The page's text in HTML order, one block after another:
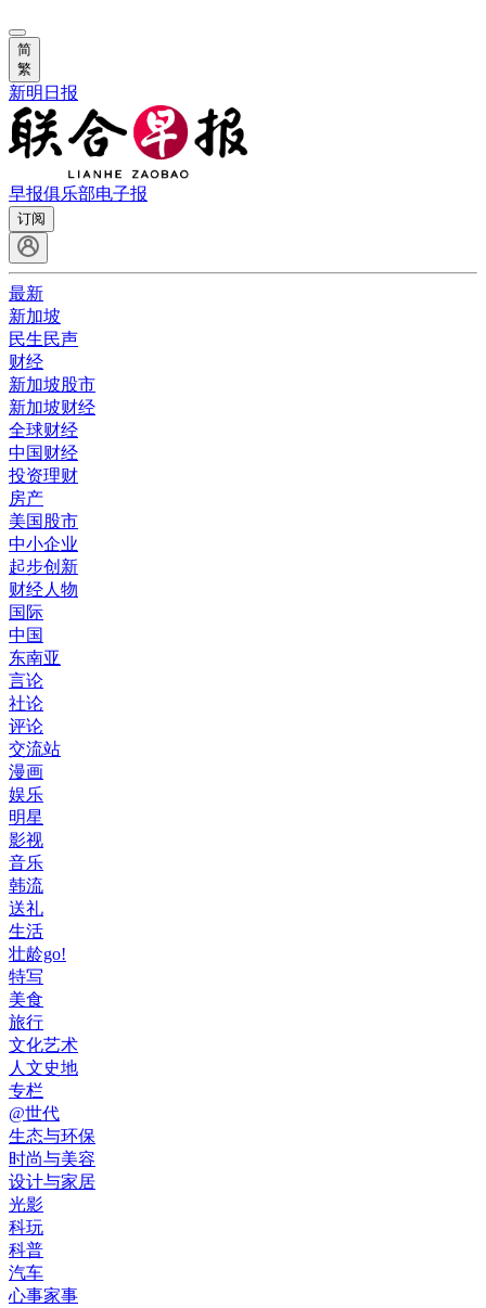
简
繁
新明日报
早报俱乐部电子报
订阅
最新
新加坡
民生民声
财经
新加坡股市
新加坡财经
全球财经
中国财经
投资理财
房产
美国股市
中小企业
起步创新
财经人物
国际
中国
东南亚
言论
社论
评论
交流站
漫画
娱乐
明星
影视
音乐
韩流
送礼
生活
壮龄go!
特写
美食
旅行
文化艺术
人文史地
专栏
@世代
生态与环保
时尚与美容
设计与家居
光影
科玩
科普
汽车
心事家事